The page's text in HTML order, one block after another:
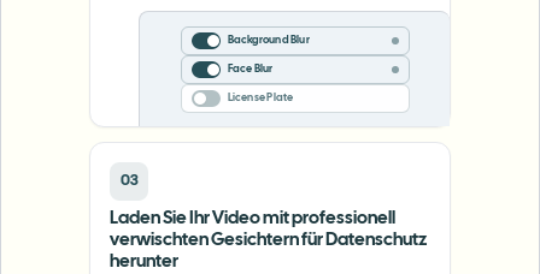
Background Blur
Face Blur
License Plate
03
Laden Sie Ihr Video mit professionell
verwischten Gesichtern für Datenschutz
herunter